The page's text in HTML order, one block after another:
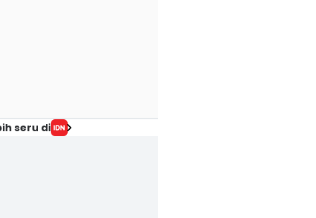
seru di